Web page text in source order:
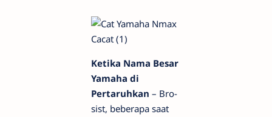
Ketika Nama Besar
Yamaha di
Pertaruhkan – Bro-
sist, beberapa saat